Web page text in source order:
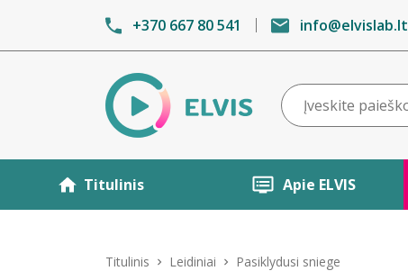
+370 667 80 541 info@elvislab.lt
Titulinis Apie ELVIS
Titulinis Leidiniai Pasiklydusi sniege